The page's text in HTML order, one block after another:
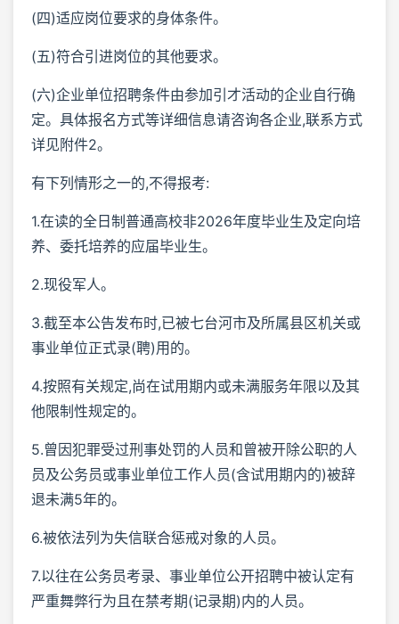
(四)适应岗位要求的身体条件。
(五)符合引进岗位的其他要求。
(六)企业单位招聘条件由参加引才活动的企业自行确
定。具体报名方式等详细信息请咨询各企业,联系方式
详见附件2。
有下列情形之一的,不得报考:
1.在读的全日制普通高校非2026年度毕业生及定向培
养、委托培养的应届毕业生。
2.现役军人。
3.截至本公告发布时,已被七台河市及所属县区机关或
事业单位正式录(聘)用的。
4.按照有关规定,尚在试用期内或未满服务年限以及其
他限制性规定的。
5.曾因犯罪受过刑事处罚的人员和曾被开除公职的人
员及公务员或事业单位工作人员(含试用期内的)被辞
退未满5年的。
6.被依法列为失信联合惩戒对象的人员。
7.以往在公务员考录、事业单位公开招聘中被认定有
严重舞弊行为且在禁考期(记录期)内的人员。